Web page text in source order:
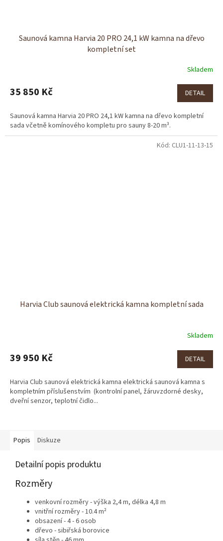
Saunová kamna Harvia 20 PRO 24,1 kW kamna na dřevo
kompletní set
Skladem
35 850 Kč DETAIL
Saunová kamna Harvia 20 PRO 24,1 kW kamna na dřevo kompletní
sada včetně komínového kompletu pro sauny 8-20 m³.
Harvia Club saunová elektrická kamna kompletní sada
Skladem
39 950 Kč DETAIL
Harvia Club saunová elektrická kamna elektrická saunová kamna s
kompletním příslušenstvím (kontrolní panel, žáruvzdorné desky,
dveřní senzor, teplotní čidlo...
Kód: CLU1-11-13-15
Popis Diskuze
Detailní popis produktu
Rozměry
venkovní rozměry - výška 2,4 m, délka 4,8 m
vnitřní rozměry - 10.4 m²
obsazení - 4 - 6 osob
dřevo - sibiřská borovice